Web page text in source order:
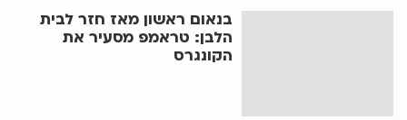
בנאום ראשון מאז חזר לבית
הלבן: טראמפ מסעיר את
הקונגרס